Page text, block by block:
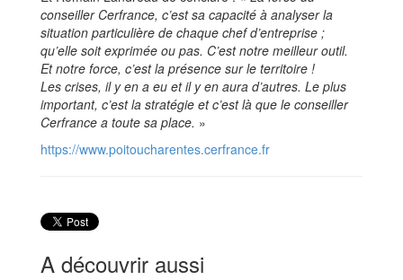
conseiller Cerfrance, c’est sa capacité à analyser la
situation particulière de chaque chef d’entreprise ;
qu’elle soit exprimée ou pas. C’est notre meilleur outil.
Et notre force, c’est la présence sur le territoire !
Les crises, il y en a eu et il y en aura d’autres. Le plus
important, c’est la stratégie et c’est là que le conseiller
Cerfrance a toute sa place. »
https://www.poitoucharentes.cerfrance.fr
A découvrir aussi